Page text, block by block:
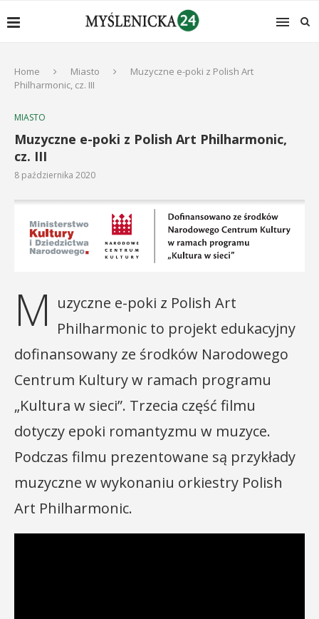
Home Miasto
Muzyczne e-poki z Polish Art
Philharmonic, cz. III
MIASTO
Muzyczne e-poki z Polish Art Philharmonic,
cz. III
8 października 2020
M uzyczne e-poki z Polish Art
Philharmonic to projekt edukacyjny
dofinansowany ze środków Narodowego
Centrum Kultury w ramach programu
„Kultura w sieci”. Trzecia część filmu
dotyczy epoki romantyzmu w muzyce.
Podczas filmu prezentowane są przykłady
muzyczne w wykonaniu orkiestry Polish
Art Philharmonic.